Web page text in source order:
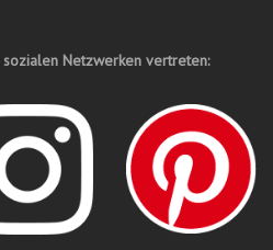
Netzwerken vertreten: